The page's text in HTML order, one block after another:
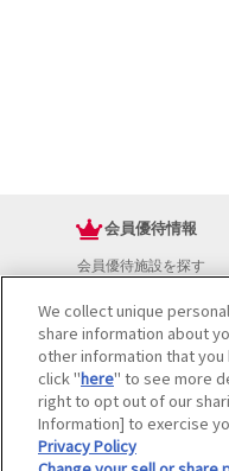
会員優待情報
会員優待施設を探す
新規優待施設
海外で使える会員優待
JAFプレミアムサービス
JAFライフサポート
JAF Mate
We collect unique
share information about
other information that
click "here" to see more
right to opt out of our
Information] to exercise
Privacy Policy